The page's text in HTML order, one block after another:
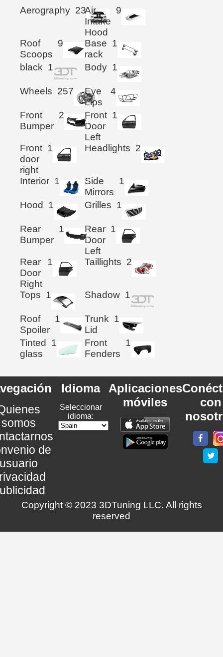
Aerography 23Air
Intake
Hood
9
Roof
Scoops
9
Base
rack
1
black 1 Body 1
Wheels 257
Eye
Lips
4
Front
Bumper
2
Front
Door
Left
1
Front
door
right
1 Headlights 2
Interior 1
Side
Mirrors
1
Hood 1 Grilles 1
Rear
Bumper
1
Rear
Door
Left
1
Rear
Door
Right
1 Taillights 2
Tops 1 Shadow 1
Roof
Spoiler
1
Trunk
Lid
1
Tinted
glass
1
Front
Fenders
1
somos
de
Idioma
Seleccionar
idioma:
Aplicaciones
móviles
con
Copyright © 2023 3DTuning LLC. All rights
reserved